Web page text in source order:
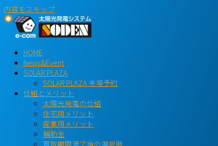
内容をスキップ
HOME
News&Event
SOLAR PLAZA
SOLAR PLAZA 来場予約
仕組とメリット
太陽光発電の仕組
住宅用メリット
産業用メリット
補助金
買取期間満了後の選択肢